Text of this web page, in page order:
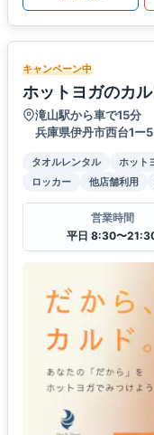
キャンペーン中
ホットヨガのカ
滝山駅から車で15分
兵庫県伊丹市西台1ー
タオルレンタル ホット
ロッカー
他店舗利用
営業時間
平日 8:30〜